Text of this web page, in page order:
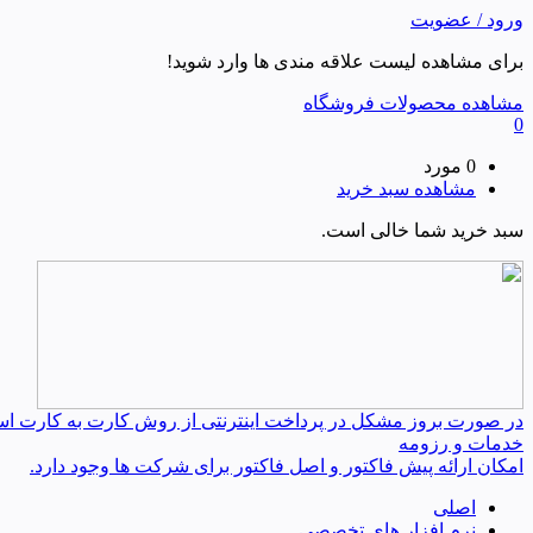
ورود / عضویت
برای مشاهده لیست علاقه مندی ها وارد شوید!
مشاهده محصولات فروشگاه
0
0 مورد
مشاهده سبد خرید
سبد خرید شما خالی است.
در صورت بروز مشکل در پرداخت اینترنتی از روش کارت به کارت
خدمات و رزومه
امکان ارائه پیش فاکتور و اصل فاکتور برای شرکت ها وجود دارد.
اصلی